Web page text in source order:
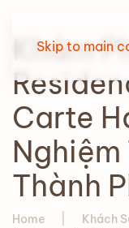
Skip to main
Khám
Carte
Thành
Home Khách